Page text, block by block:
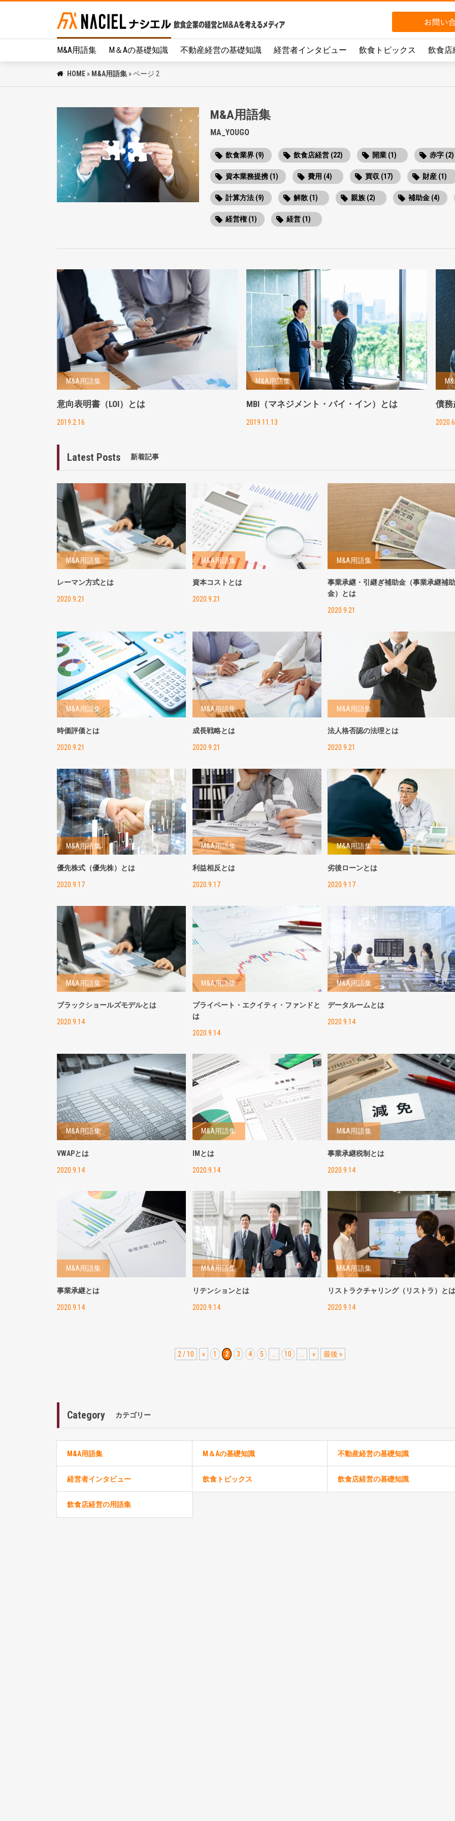
M&A用語集 M＆Aの基礎知識 不動産経営の基礎知識 経営者インタビュー 飲食トピックス 飲食店
HOME » M&A用語集 »ページ 2
M&A用語集
MA_YOUGO
飲食業界 (9) 飲食店経営 (22) 開業 (1) 赤字 (2)
資本業務提携 (1) 費用 (4) 買収 (17) 財産 (1)
計算方法 (9) 解散 (1) 親族 (2) 補助金 (4)
経営権 (1) 経営 (1)
M&A用語集
意向表明書（LOI）とは
2019.2.16
M&A用語集
MBI（マネジメント・バイ・イン）とは
2019.11.13
債
Latest Posts 新着記事
M&A用語集
レーマン方式とは
2020.9.21
M&A用語集
資本コストとは
2020.9.21
M&A用語集
事業承継・引継ぎ補助金（事業承継補
金）とは
2020.9.21
M&A用語集
時価評価とは
2020.9.21
M&A用語集
成長戦略とは
2020.9.21
M&A用語集
法人格否認の法理とは
2020.9.21
M&A用語集
優先株式（優先株）とは
2020.9.17
M&A用語集
利益相反とは
2020.9.17
M&A用語集
劣後ローンとは
2020.9.17
M&A用語集
ブラックショールズモデルとは
2020.9.14
M&A用語集
プライベート・エクイティ・ファンドと
は
2020.9.14
M&A用語集
データルームとは
2020.9.14
M&A用語集
VWAPとは
2020.9.14
M&A用語集
IMとは
2020.9.14
M&A用語集
事業承継税制とは
2020.9.14
M&A用語集
事業承継とは
2020.9.14
M&A用語集
リテンションとは
2020.9.14
M&A用語集
リストラクチャリング（リストラ）と
2020.9.14
2 / 10 « 1 2 3 4 5 ... 10 ... » 最後 »
Category カテゴリー
M&A用語集 M＆Aの基礎知識 不動産経営の基礎知識
経営者インタビュー 飲食トピックス 飲食店経営の基礎知識
飲食店経営の用語集